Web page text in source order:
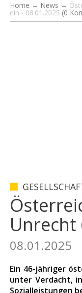
Home → News →
ein - 08.01.2025 (0
Unrecht
08.01.2025
Ein 46-jähriger
unter Verdacht,
Sozialleistungen